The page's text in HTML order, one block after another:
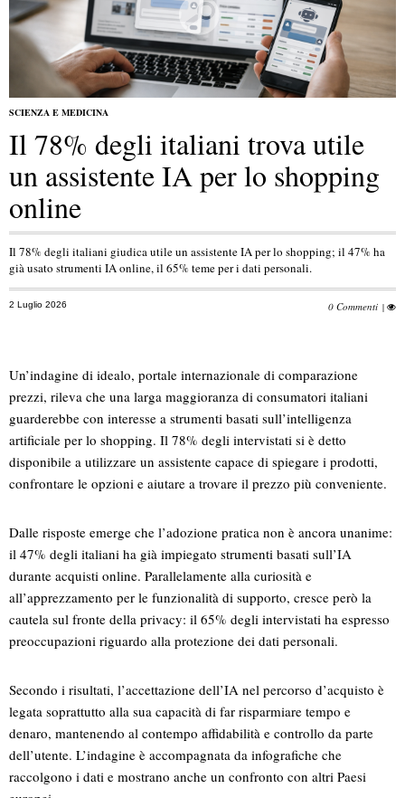
SCIENZA E MEDICINA
Il 78% degli italiani trova utile
un assistente IA per lo shopping
online
Il 78% degli italiani giudica utile un assistente IA per lo shopping; il 47% ha
già usato strumenti IA online, il 65% teme per i dati personali.
2 Luglio 2026 0 Commenti |
Un’indagine di idealo, portale internazionale di comparazione
prezzi, rileva che una larga maggioranza di consumatori italiani
guarderebbe con interesse a strumenti basati sull’intelligenza
artificiale per lo shopping. Il 78% degli intervistati si è detto
disponibile a utilizzare un assistente capace di spiegare i prodotti,
confrontare le opzioni e aiutare a trovare il prezzo più conveniente.
Dalle risposte emerge che l’adozione pratica non è ancora unanime:
il 47% degli italiani ha già impiegato strumenti basati sull’IA
durante acquisti online. Parallelamente alla curiosità e
all’apprezzamento per le funzionalità di supporto, cresce però la
cautela sul fronte della privacy: il 65% degli intervistati ha espresso
preoccupazioni riguardo alla protezione dei dati personali.
Secondo i risultati, l’accettazione dell’IA nel percorso d’acquisto è
legata soprattutto alla sua capacità di far risparmiare tempo e
denaro, mantenendo al contempo affidabilità e controllo da parte
dell’utente. L’indagine è accompagnata da infografiche che
raccolgono i dati e mostrano anche un confronto con altri Paesi